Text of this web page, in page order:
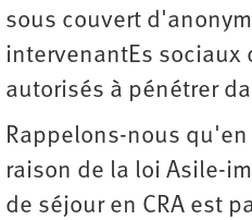
sous couvert
intervenantEs sociaux
autorisés à pénétrer
Rappelons-nous
raison de la loi Asile-
de séjour en CRA est